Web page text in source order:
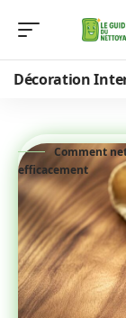
Décoration
Comment
efficacement